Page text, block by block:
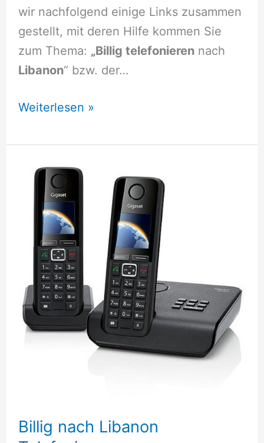
wir nachfolgend einige Links zusammen
gestellt, mit deren Hilfe kommen Sie
zum Thema: „Billig telefonierennach
Libanon“ bzw. der…
Billig
nach
Libanon
Weiterlesen »
Billig nach Libanon